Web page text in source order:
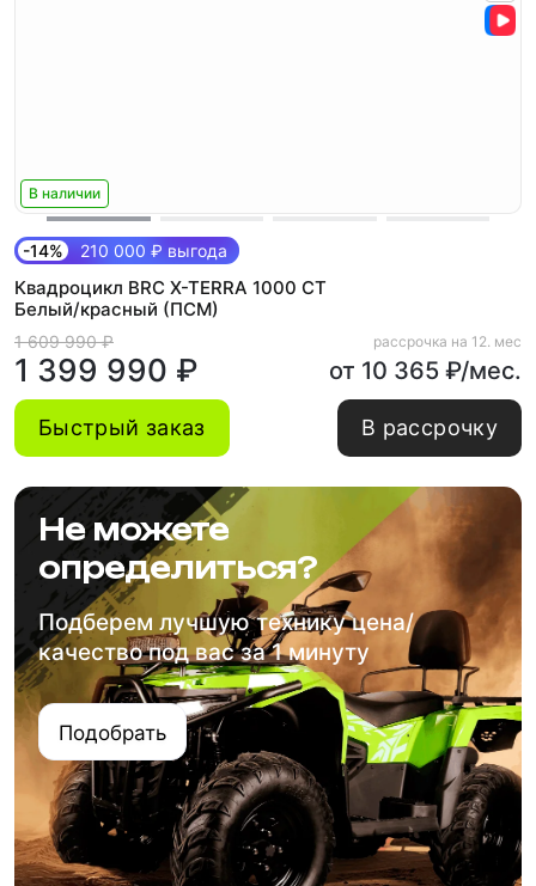
В наличии
-14% 210 000 ₽ выгода
Квадроцикл BRC X-TERRA 1000 CT
Белый/красный (ПСМ)
1 609 990 ₽
1 399 990 ₽
рассрочка на 12. мес
от 10 365 ₽/мес.
Быстрый заказ В рассрочку
Не можете
определиться?
Подберем лучшую технику цена/
качество под вас за 1 минуту
Подобрать